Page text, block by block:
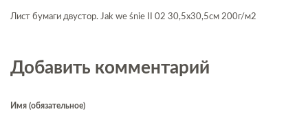
Лист бумаги двустор. Jak we śnie II 02 30,5х30,5см 200г/м2
Добавить комментарий
Имя (обязательное)